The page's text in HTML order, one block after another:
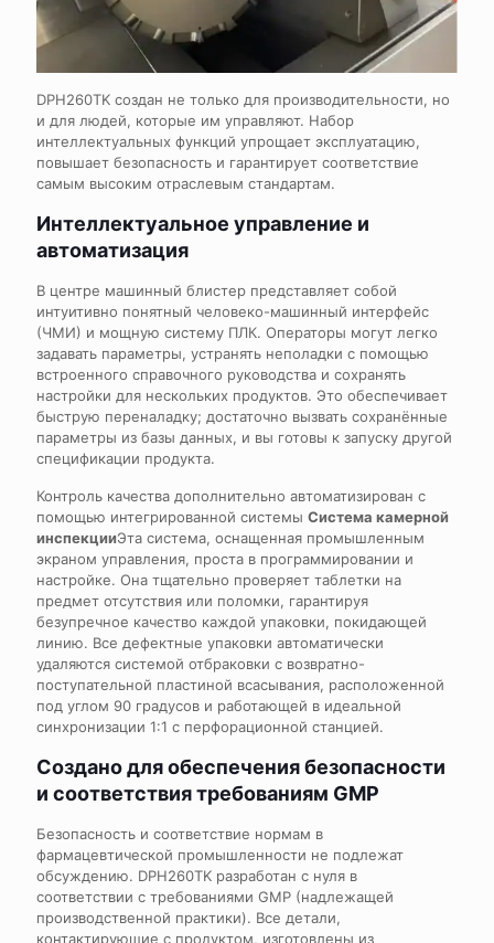
DPH260TK создан не только для производительности, но
и для людей, которые им управляют. Набор
интеллектуальных функций упрощает эксплуатацию,
повышает безопасность и гарантирует соответствие
самым высоким отраслевым стандартам.
Интеллектуальное управление и
автоматизация
В центре машинный блистер представляет собой
интуитивно понятный человеко-машинный интерфейс
(ЧМИ) и мощную систему ПЛК. Операторы могут легко
задавать параметры, устранять неполадки с помощью
встроенного справочного руководства и сохранять
настройки для нескольких продуктов. Это обеспечивает
быструю переналадку; достаточно вызвать сохранённые
параметры из базы данных, и вы готовы к запуску другой
спецификации продукта.
Контроль качества дополнительно автоматизирован с
помощью интегрированной системы Система камерной
инспекцииЭта система, оснащенная промышленным
экраном управления, проста в программировании и
настройке. Она тщательно проверяет таблетки на
предмет отсутствия или поломки, гарантируя
безупречное качество каждой упаковки, покидающей
линию. Все дефектные упаковки автоматически
удаляются системой отбраковки с возвратно-
поступательной пластиной всасывания, расположенной
под углом 90 градусов и работающей в идеальной
синхронизации 1:1 с перфорационной станцией.
Создано для обеспечения безопасности
и соответствия требованиям GMP
Безопасность и соответствие нормам в
фармацевтической промышленности не подлежат
обсуждению. DPH260TK разработан с нуля в
соответствии с требованиями GMP (надлежащей
производственной практики). Все детали,
контактирующие с продуктом, изготовлены из